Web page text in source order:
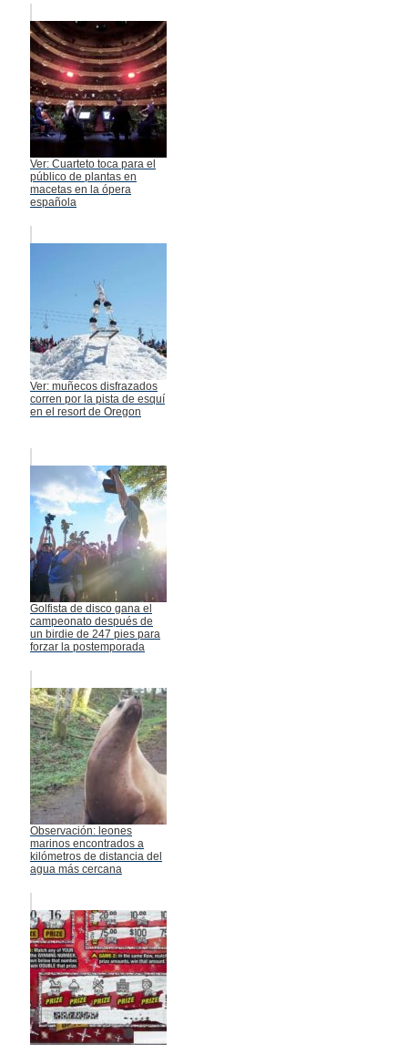
Ver: Cuarteto toca para el
público de plantas en
macetas en la ópera
española
Ver: muñecos disfrazados
corren por la pista de esquí
en el resort de Oregon
Golfista de disco gana el
campeonato después de
un birdie de 247 pies para
forzar la postemporada
Observación: leones
marinos encontrados a
kilómetros de distancia del
agua más cercana